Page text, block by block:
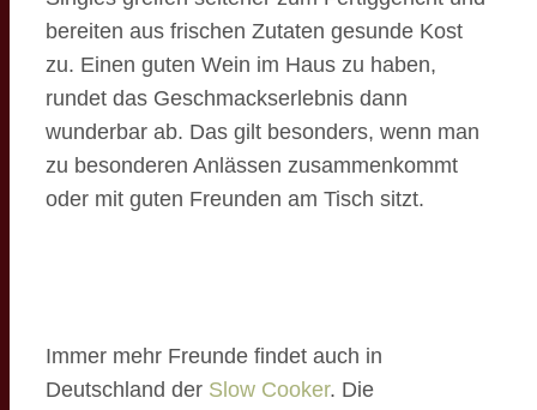
bereiten aus frischen Zutaten gesunde Kost
zu. Einen guten Wein im Haus zu haben,
rundet das Geschmackserlebnis dann
wunderbar ab. Das gilt besonders, wenn man
zu besonderen Anlässen zusammenkommt
oder mit guten Freunden am Tisch sitzt.
Immer mehr Freunde findet auch in
Deutschland der Slow Cooker. Die